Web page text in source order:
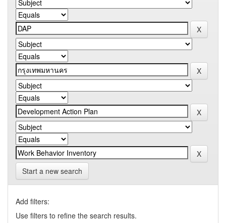
Start a new search
Add filters:
Use filters to refine the search results.